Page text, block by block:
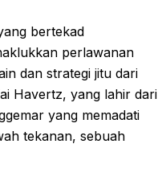
bertekad
perlawanan
dan strategi jitu dari
Havertz, yang lahir dari
yang memadati
tekanan, sebuah